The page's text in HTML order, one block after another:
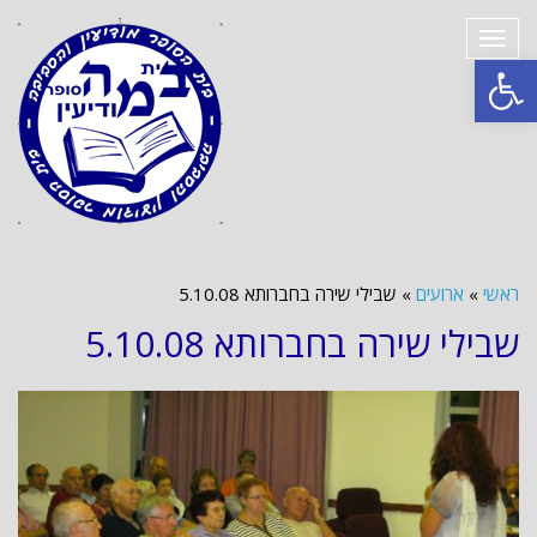
פתח סרגל נגישות
תפריט
ראשי » ארועים » שבילי שירה בחברותא 5.10.08
שבילי שירה בחברותא 5.10.08